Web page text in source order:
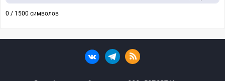
0 / 1500 символов